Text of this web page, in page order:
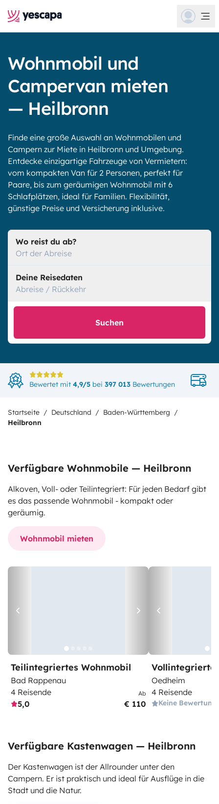
Wohnmobil und
Campervan mieten
— Heilbronn
Finde eine große Auswahl an Wohnmobilen und
Campern zur Miete in Heilbronn und Umgebung.
Entdecke einzigartige Fahrzeuge von Vermietern:
vom kompakten Van für 2 Personen, perfekt für
Paare, bis zum geräumigen Wohnmobil mit 6
Schlafplätzen, ideal für Familien. Flexibilität,
günstige Preise und Versicherung inklusive.
Wo reist du ab?
Ort der Abreise
Deine Reisedaten
Abreise / Rückkehr
Suchen
Bewertet mit 4,9/5 bei 397 013 Bewertungen
Startseite Deutschland
Baden-Württemberg
Heilbronn
Verfügbare Wohnmobile — Heilbronn
Alkoven, Voll- oder Teilintegriert: Für jeden Bedarf gibt
es das passende Wohnmobil - kompakt oder
geräumig.
Wohnmobil mieten
Teilintegriertes Wohnmobil
Bad Rappenau
4 Reisende
5,0
Ab
€ 110
Oedheim
4 Reisende
Keine Bewertung
Verfügbare Kastenwagen — Heilbronn
Der Kastenwagen ist der Allrounder unter den
Campern. Er ist praktisch und ideal für Ausflüge in die
Stadt und die Natur.